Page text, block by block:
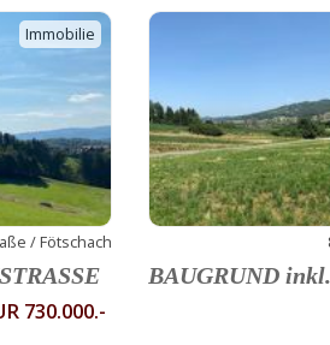
Immobilie
/ Fötschach
730.000.-
BAUGRUND